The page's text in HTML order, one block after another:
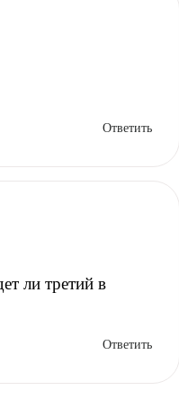
Ответить
ли третий в
Ответить